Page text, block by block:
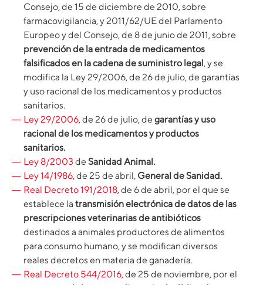
Consejo, de 15 de diciembre de 2010, sobre
farmacovigilancia, y 2011/62/UE del Parlamento
Europeo y del Consejo, de 8 de junio de 2011, sobre
prevención de la entrada de medicamentos
falsificados en la cadena de suministro legal, y se
modifica la Ley 29/2006, de 26 de julio, de garantías
y uso racional de los medicamentos y productos
sanitarios.
Ley 29/2006, de 26 de julio, de garantías y uso
racional de los medicamentos y productos
sanitarios.
Ley 8/2003 de Sanidad Animal.
Ley 14/1986, de 25 de abril, General de Sanidad.
Real Decreto 191/2018, de 6 de abril, por el que se
establece la transmisión electrónica de datos de las
prescripciones veterinarias de antibióticos
destinados a animales productores de alimentos
para consumo humano, y se modifican diversos
reales decretos en materia de ganadería.
Real Decreto 544/2016,de 25 de noviembre, por el